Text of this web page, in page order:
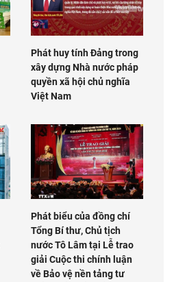
Phát huy tính Đảng trong
xây dựng Nhà nước pháp
quyền xã hội chủ nghĩa
Việt Nam
Phát biểu của đồng chí
Tổng Bí thư, Chủ tịch
nước Tô Lâm tại Lễ trao
giải Cuộc thi chính luận
về Bảo vệ nền tảng tư